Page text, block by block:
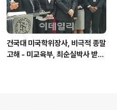
건국대 미국학위장사, 비극적 종말
고해 - 미교육부, 최순실박사 받은